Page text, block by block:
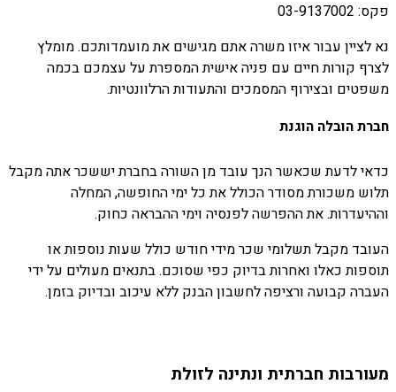
פקס: 03-9137002
נא לציין עבור איזו משרה אתם מגישים את מועמדותכם. מומלץ
לצרף קורות חיים עם פניה אישית המספרת על עצמכם בכמה
משפטים ובצירוף המסמכים והתעודות הרלוונטיות.
חברת הובלה הוגנת
כדאי לדעת שכאשר הנך עובד מן השורה בחברת יששכר אתה מקבל
תלוש משכורת מסודר הכולל את כל ימי החופשה, המחלה
וההיעדרות. את ההפרשה לפנסיה וימי ההבראה כחוק.
העובד מקבל תשלומי שכר מידי חודש כולל שעות נוספות או
תוספות כאלו ואחרות בדיוק כפי שסוכם. בתנאים מעולים על ידי
העברה קבועה ורציפה לחשבון הבנק ללא עיכוב ובדיוק בזמן.
מעורבות חברתית ונתינה לזולת